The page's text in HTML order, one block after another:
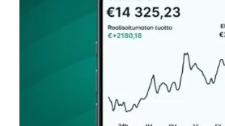
Nimesi tai nimimerkkisi